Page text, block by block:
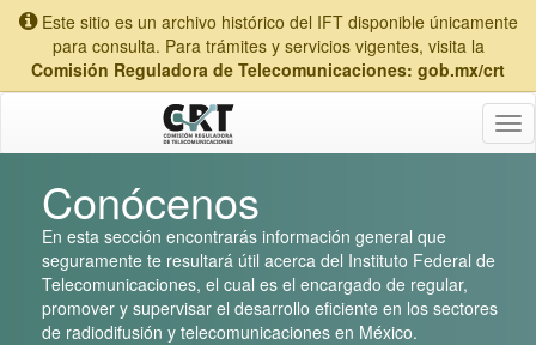
Este sitio es un archivo histórico del IFT disponible únicamente
para consulta. Para trámites y servicios vigentes, visita la
Comisión Reguladora de Telecomunicaciones: gob.mx/crt
Conócenos
En esta sección encontrarás información general que
seguramente te resultará útil acerca del Instituto Federal de
Telecomunicaciones, el cual es el encargado de regular,
promover y supervisar el desarrollo eficiente en los sectores
de radiodifusión y telecomunicaciones en México.